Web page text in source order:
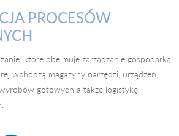
PROCESÓW
które obejmuje zarządzanie gospodarką
wchodzą magazyny narzędzi, urządzeń,
gotowych a także logistykę